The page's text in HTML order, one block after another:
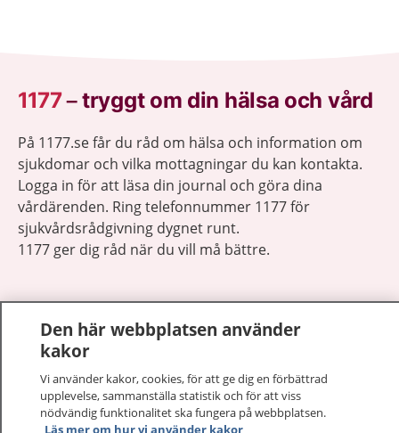
1177–tryggt om din hälsa och vård
På 1177.se får du råd om hälsa och information om
sjukdomar och vilka mottagningar du kan kontakta.
Logga in för att läsa din journal och göra dina
vårdärenden. Ring telefonnummer 1177 för
sjukvårdsrådgivning dygnet runt.
1177 ger dig råd när du vill må bättre.
Om 1177
Den här webbplatsen använder
kakor
Vi använder kakor, cookies, för att ge dig en förbättrad
upplevelse, sammanställa statistik och för att viss
nödvändig funktionalitet ska fungera på webbplatsen.
Läs mer om hur vi använder kakor